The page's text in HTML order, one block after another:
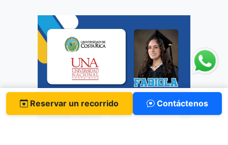
Reservar un recorrido Contáctenos